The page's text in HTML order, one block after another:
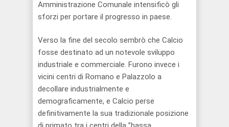
Amministrazione Comunale intensificò gli
sforzi per portare il progresso in paese.
Verso la fine del secolo sembrò che Calcio
fosse destinato ad un notevole sviluppo
industriale e commerciale. Furono invece i
vicini centri di Romano e Palazzolo a
decollare industrialmente e
demograficamente, e Calcio perse
definitivamente la sua tradizionale posizione